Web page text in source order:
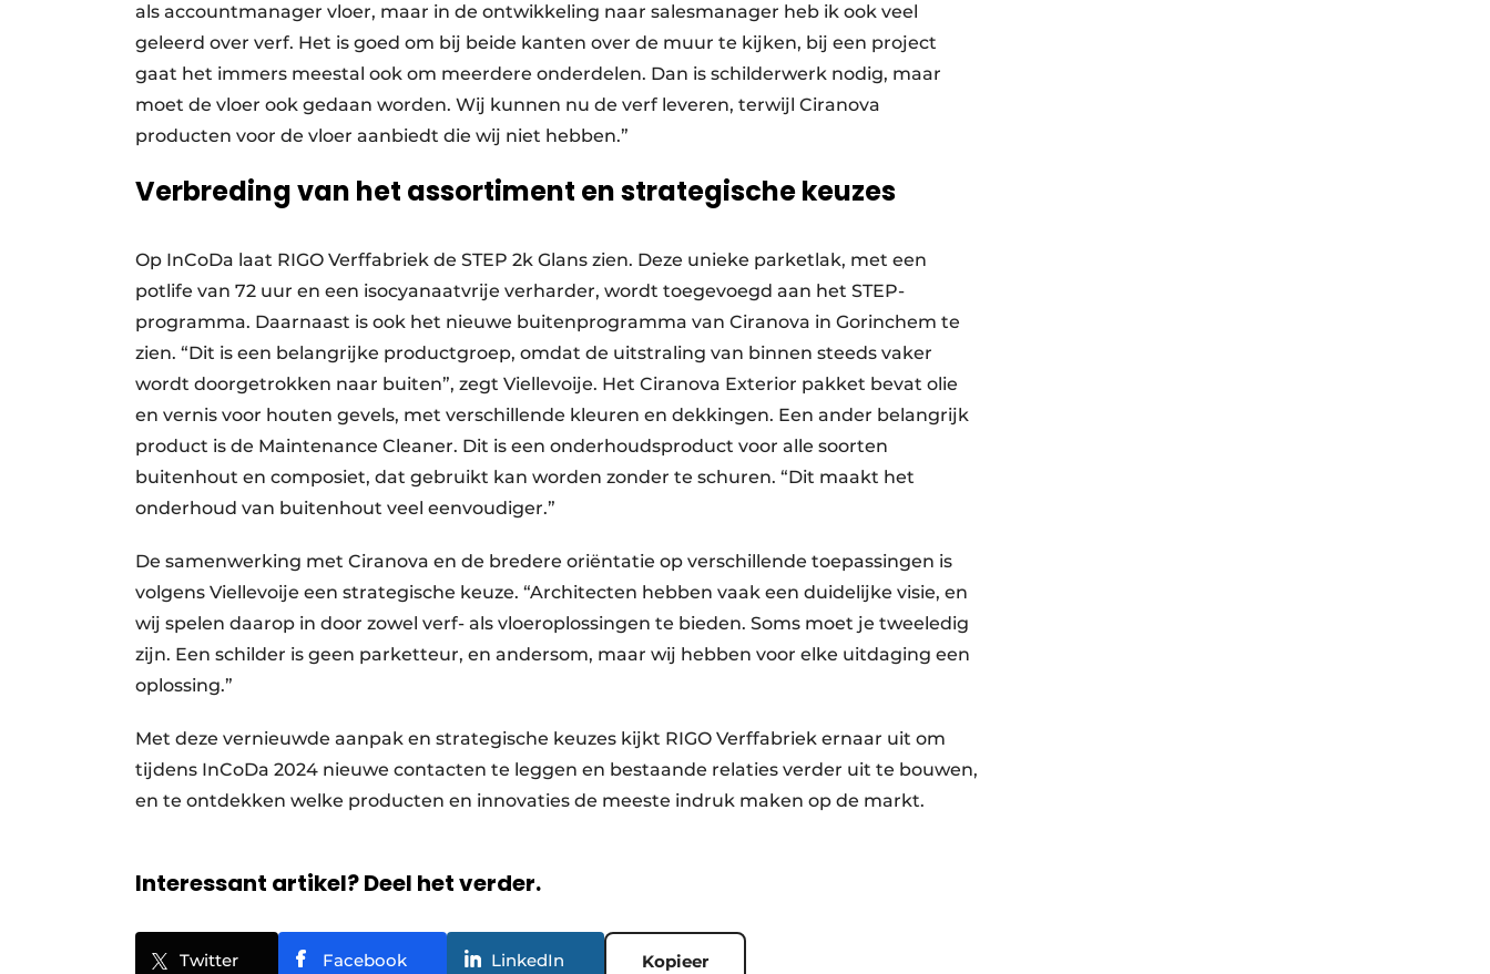
als accountmanager vloer, maar in de ontwikkeling naar salesmanager heb ik ook veel
geleerd over verf. Het is goed om bij beide kanten over de muur te kijken, bij een project
gaat het immers meestal ook om meerdere onderdelen. Dan is schilderwerk nodig, maar
moet de vloer ook gedaan worden. Wij kunnen nu de verf leveren, terwijl Ciranova
producten voor de vloer aanbiedt die wij niet hebben.”
Verbreding van het assortiment en strategische keuzes
Op InCoDa laat RIGO Verffabriek de STEP 2k Glans zien. Deze unieke parketlak, met een
potlife van 72 uur en een isocyanaatvrije verharder, wordt toegevoegd aan het STEP-
programma. Daarnaast is ook het nieuwe buitenprogramma van Ciranova in Gorinchem te
zien. “Dit is een belangrijke productgroep, omdat de uitstraling van binnen steeds vaker
wordt doorgetrokken naar buiten”, zegt Viellevoije. Het Ciranova Exterior pakket bevat olie
en vernis voor houten gevels, met verschillende kleuren en dekkingen. Een ander belangrijk
product is de Maintenance Cleaner. Dit is een onderhoudsproduct voor alle soorten
buitenhout en composiet, dat gebruikt kan worden zonder te schuren. “Dit maakt het
onderhoud van buitenhout veel eenvoudiger.”
De samenwerking met Ciranova en de bredere oriëntatie op verschillende toepassingen is
volgens Viellevoije een strategische keuze. “Architecten hebben vaak een duidelijke visie, en
wij spelen daarop in door zowel verf- als vloeroplossingen te bieden. Soms moet je tweeledig
zijn. Een schilder is geen parketteur, en andersom, maar wij hebben voor elke uitdaging een
oplossing.”
Met deze vernieuwde aanpak en strategische keuzes kijkt RIGO Verffabriek ernaar uit om
tijdens InCoDa 2024 nieuwe contacten te leggen en bestaande relaties verder uit te bouwen,
en te ontdekken welke producten en innovaties de meeste indruk maken op de markt.
Interessant artikel? Deel het verder.
Twitter Facebook LinkedIn Kopieer